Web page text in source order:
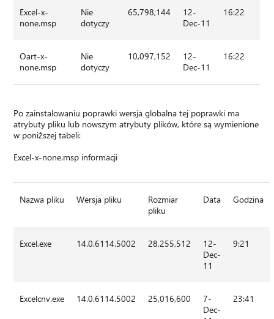
Excel-x-
none.msp
Nie
dotyczy
65,798,144
12-
Dec-11
16:22
Oart-x-
none.msp
Nie
dotyczy
10,097,152
12-
Dec-11
16:22
Po zainstalowaniu poprawki wersja globalna tej poprawki ma
atrybuty pliku lub nowszym atrybuty plików, które są wymienione
w poniższej tabeli:
Excel-x-none.msp informacji
Nazwa pliku Wersja pliku
Rozmiar
pliku
Data Godzina
Excel.exe 14.0.6114.5002 28,255,512
12-
Dec-
11
9:21
Excelcnv.exe 14.0.6114.5002 25,016,600
7-
Dec-
23:41